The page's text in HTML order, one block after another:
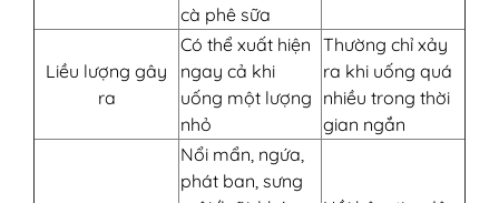
cà phê sữa
Liều lượng gây
ra
Có thể xuất hiện
ngay cả khi
uống một lượng
nhỏ
Thường chỉ xảy
ra khi uống quá
nhiều trong thời
gian ngắn
Nổi mẩn, ngứa,
phát ban, sưng